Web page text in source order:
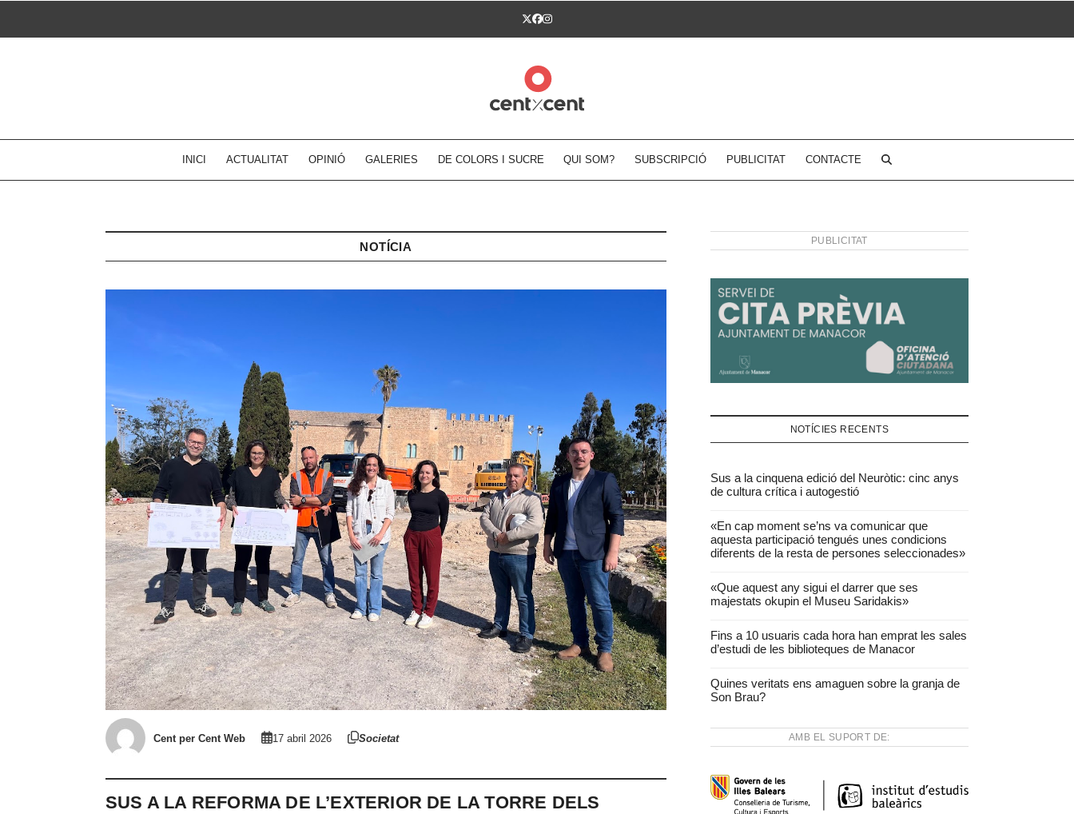
Twitter
Facebook
Instagram
INICI ACTUALITAT OPINIÓ GALERIES DE COLORS I SUCRE QUI SOM? SUBSCRIPCIÓ PUBLICITAT CONTACTE
NOTÍCIA
Cent per Cent Web 17 abril 2026 Societat
SUS A LA REFORMA DE L’EXTERIOR DE LA TORRE DELS
PUBLICITAT
NOTÍCIES RECENTS
Sus a la cinquena edició del Neuròtic: cinc anys
de cultura crítica i autogestió
«En cap moment se’ns va comunicar que
aquesta participació tengués unes condicions
diferents de la resta de persones seleccionades»
«Que aquest any sigui el darrer que ses
majestats okupin el Museu Saridakis»
Fins a 10 usuaris cada hora han emprat les sales
d’estudi de les biblioteques de Manacor
Quines veritats ens amaguen sobre la granja de
Son Brau?
AMB EL SUPORT DE: